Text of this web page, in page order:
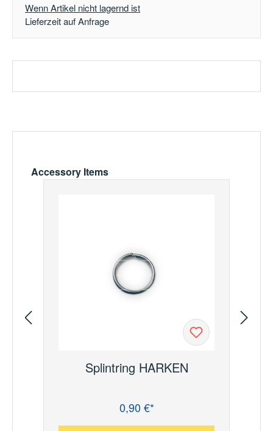
Wenn Artikel nicht lagernd ist
Lieferzeit auf Anfrage
Produktgalerie überspringen
Accessory Items
Splintring HARKEN
Regulärer Preis:0,90 €*